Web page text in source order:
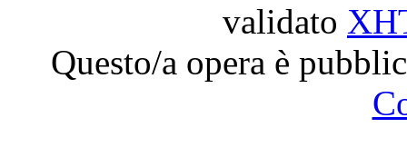
validato
Questo/a opera è